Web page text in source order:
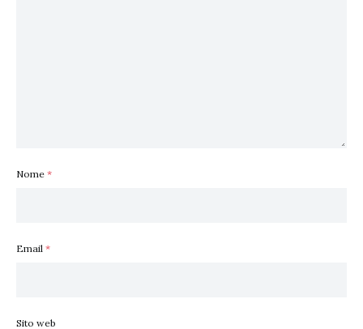
Nome *
Email *
Sito web